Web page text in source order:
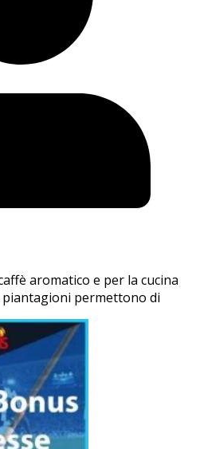
aromatico e per la cucina
permettono di